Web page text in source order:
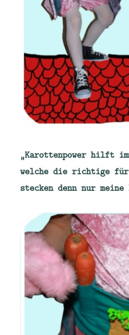
„Karottenpower hilft
welche die richtige
stecken denn nur